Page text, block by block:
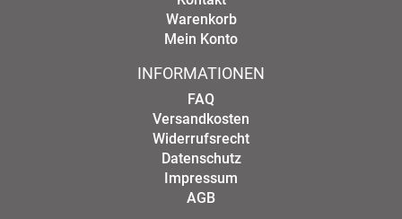
Warenkorb
Mein Konto
INFORMATIONEN
FAQ
Versandkosten
Widerrufsrecht
Datenschutz
Impressum
AGB